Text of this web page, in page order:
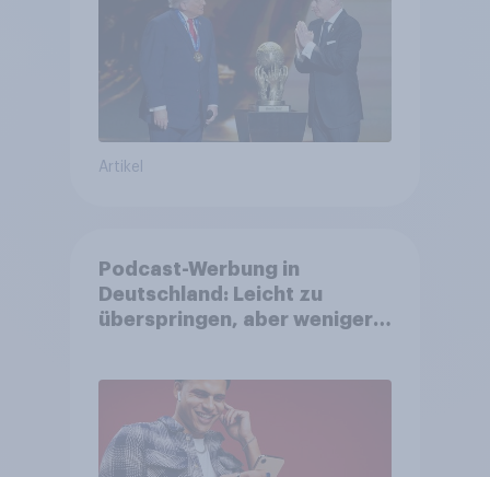
Fußball-WM ohne Politik
Artikel
Podcast-Werbung in
Deutschland: Leicht zu
überspringen, aber weniger